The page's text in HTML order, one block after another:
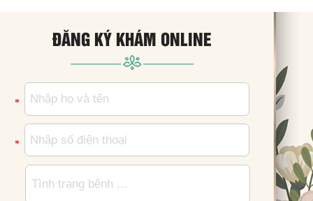
ĐĂNG KÝ KHÁM ONLINE
*
*